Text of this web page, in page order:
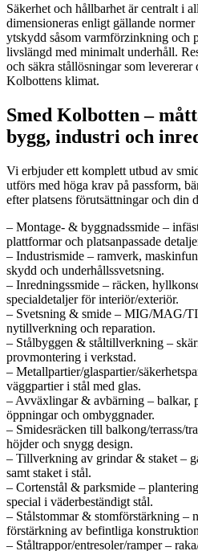
Säkerhet och hållbarhet är centralt i
dimensioneras enligt gällande
ytskydd såsom varmförzinkning och
livslängd med minimalt underhåll.
och säkra stållösningar som levererar
Kolbottens klimat.
Smed Kolbotten –
bygg, industri och
Vi erbjuder ett komplett utbud av
utförs med höga krav på passform,
efter platsens förutsättningar och din
– Montage- & byggnadssmide –
plattformar och platsanpassade
– Industrismide – ramverk,
skydd och underhållssvetsning.
– Inredningssmide – räcken,
specialdetaljer för interiör/exteriör.
– Svetsning & smide – MIG/MAG/
nytillverkning och reparation.
– Stålbyggen & ståltillverkning –
provmontering i verkstad.
– Metallpartier/glaspartier/
väggpartier i stål med glas.
– Avväxlingar & avbärning – balkar,
öppningar och ombyggnader.
– Smidesräcken till balkong/terrass/
höjder och snygg design.
– Tillverkning av grindar & staket –
samt staket i stål.
– Cortenstål & parksmide –
special i väderbeständigt stål.
– Stålstommar & stomförstärkning –
förstärkning av befintliga
– Ståltrappor/entresoler/ramper –